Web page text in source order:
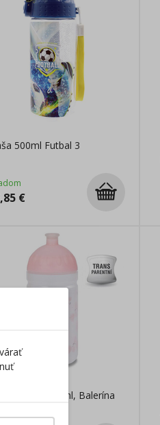
500ml Futbal 3
€
fľaša 500ml, Balerína